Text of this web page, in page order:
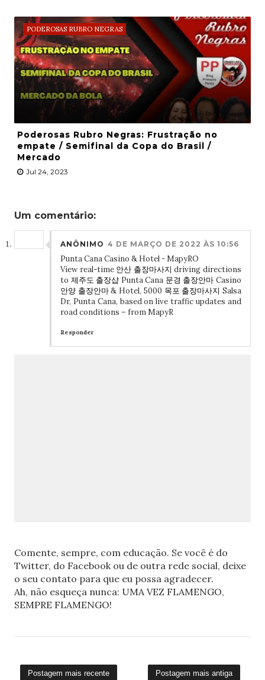
PODEROSAS RUBRO NEGRAS
Poderosas Rubro Negras: Frustração no
empate / Semifinal da Copa do Brasil /
Mercado
Jul 24, 2023
Um comentário:
ANÔNIMO 4 DE MARÇO DE 2022 ÀS 10:56
Punta Cana Casino & Hotel - MapyRO
View real-time 안산 출장마사지 driving directions
to 제주도 출장샵 Punta Cana 문경 출장안마 Casino
안양 출장안마& Hotel, 5000 목포 출장마사지 Salsa
Dr, Punta Cana, based on live traffic updates and
road conditions – from MapyR
Responder
Comente, sempre, com educação. Se você é do
Twitter, do Facebook ou de outra rede social, deixe
o seu contato para que eu possa agradecer.
Ah, não esqueça nunca: UMA VEZ FLAMENGO,
SEMPRE FLAMENGO!
Postagem mais recente Postagem mais antiga